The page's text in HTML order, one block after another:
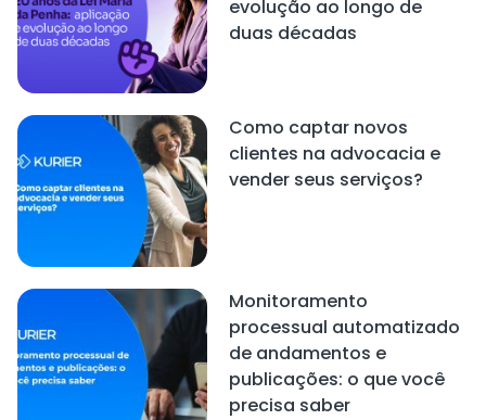
evolução ao longo de
duas décadas
Como captar novos
clientes na advocacia e
vender seus serviços?
Monitoramento
processual automatizado
de andamentos e
publicações: o que você
precisa saber